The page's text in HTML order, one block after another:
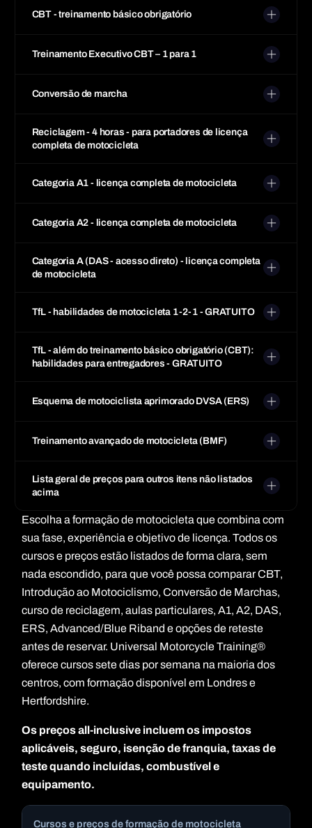
CBT - treinamento básico obrigatório
Treinamento Executivo CBT – 1 para 1
Conversão de marcha
Reciclagem - 4 horas - para portadores de licença
completa de motocicleta
Categoria A1 - licença completa de motocicleta
Categoria A2 - licença completa de motocicleta
Categoria A (DAS - acesso direto) - licença completa
de motocicleta
TfL - habilidades de motocicleta 1-2-1 - GRATUITO
TfL - além do treinamento básico obrigatório (CBT):
habilidades para entregadores - GRATUITO
Esquema de motociclista aprimorado DVSA (ERS)
Treinamento avançado de motocicleta (BMF)
Lista geral de preços para outros itens não listados
acima
Escolha a formação de motocicleta que combina com
sua fase, experiência e objetivo de licença. Todos os
cursos e preços estão listados de forma clara, sem
nada escondido, para que você possa comparar CBT,
Introdução ao Motociclismo, Conversão de Marchas,
curso de reciclagem, aulas particulares, A1, A2, DAS,
ERS, Advanced/Blue Riband e opções de reteste
antes de reservar. Universal Motorcycle Training®
oferece cursos sete dias por semana na maioria dos
centros, com formação disponível em Londres e
Hertfordshire.
Os preços all-inclusive incluem os impostos
aplicáveis, seguro, isenção de franquia, taxas de
teste quando incluídas, combustível e
equipamento.
Cursos e preços de formação de motocicleta